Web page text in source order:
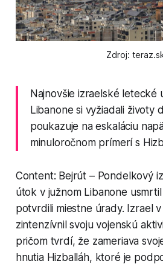
Zdroj:
Najnovšie izraelské letecké
Libanone si vyžiadali životy
poukazuje na eskaláciu
minuloročnom prímerí s
Content: Bejrút – Pondelkový
útok v južnom Libanone
potvrdili miestne úrady. Izrael
zintenzívnil svoju vojenskú
pričom tvrdí, že zameriava
hnutia Hizballáh, ktoré je